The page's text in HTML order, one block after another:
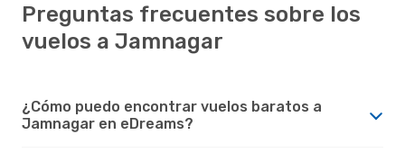
Preguntas frecuentes sobre los
vuelos a Jamnagar
¿Cómo puedo encontrar vuelos baratos a
Jamnagar en eDreams?